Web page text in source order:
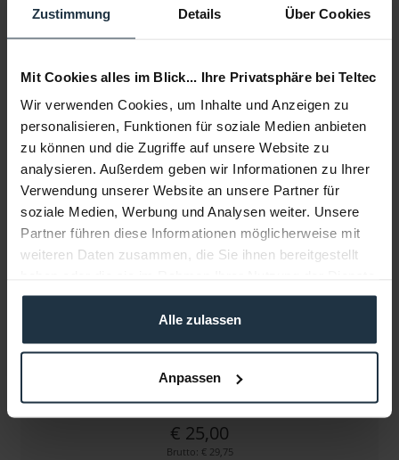
Zustimmung Details Über Cookies
Mit Cookies alles im Blick... Ihre Privatsphäre bei Teltec
Wir verwenden Cookies, um Inhalte und Anzeigen zu
personalisieren, Funktionen für soziale Medien anbieten
zu können und die Zugriffe auf unsere Website zu
analysieren. Außerdem geben wir Informationen zu Ihrer
Verwendung unserer Website an unsere Partner für
soziale Medien, Werbung und Analysen weiter. Unsere
Partner führen diese Informationen möglicherweise mit
weiteren Daten zusammen, die Sie ihnen bereitgestellt
gesammelt haben.
Alle zulassen
Anpassen
Medien
Infos zu Hersteller & Produktsicherheit
Folgende Infos zum Hersteller sind verfübar......mehr
Weitere Artikel von RED ansehen
Multifunktions-Tool im Taschenformat
€ 25,00
Brutto: € 29,75